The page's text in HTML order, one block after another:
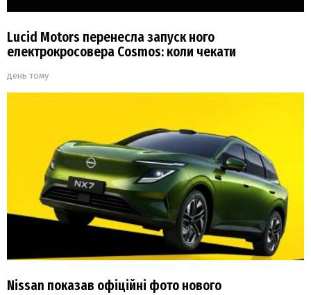
Lucid Motors перенесла запуск ного
електрокросовера Cosmos: коли чекати
день тому
Nissan показав офіційні фото нового